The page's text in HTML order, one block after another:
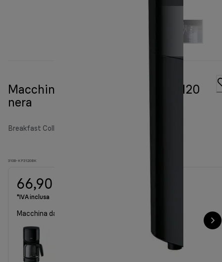
Macchina da caffè PurEase KF 3120
nera
Breakfast Collection
3108-KF3120BK
66,90 €
*IVA inclusa
Macchina da caffè PurEase KF 3120 nera